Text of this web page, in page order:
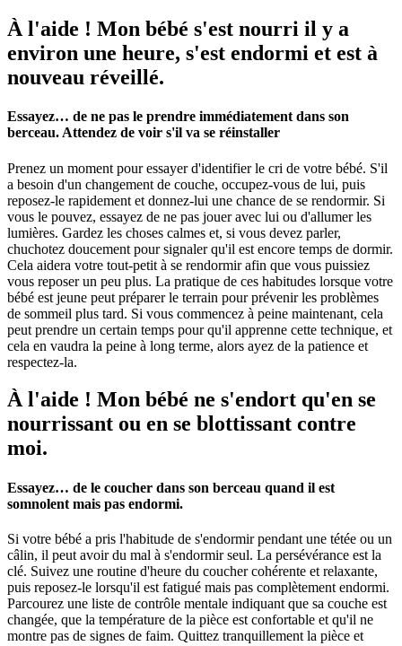
À l'aide ! Mon bébé s'est nourri il y a
environ une heure, s'est endormi et est à
nouveau réveillé.
Essayez… de ne pas le prendre immédiatement dans son
berceau. Attendez de voir s'il va se réinstaller
Prenez un moment pour essayer d'identifier le cri de votre bébé. S'il
a besoin d'un changement de couche, occupez-vous de lui, puis
reposez-le rapidement et donnez-lui une chance de se rendormir. Si
vous le pouvez, essayez de ne pas jouer avec lui ou d'allumer les
lumières. Gardez les choses calmes et, si vous devez parler,
chuchotez doucement pour signaler qu'il est encore temps de dormir.
Cela aidera votre tout-petit à se rendormir afin que vous puissiez
vous reposer un peu plus. La pratique de ces habitudes lorsque votre
bébé est jeune peut préparer le terrain pour prévenir les problèmes
de sommeil plus tard. Si vous commencez à peine maintenant, cela
peut prendre un certain temps pour qu'il apprenne cette technique, et
cela en vaudra la peine à long terme, alors ayez de la patience et
respectez-la.
À l'aide ! Mon bébé ne s'endort qu'en se
nourrissant ou en se blottissant contre
moi.
Essayez… de le coucher dans son berceau quand il est
somnolent mais pas endormi.
Si votre bébé a pris l'habitude de s'endormir pendant une tétée ou un
câlin, il peut avoir du mal à s'endormir seul. La persévérance est la
clé. Suivez une routine d'heure du coucher cohérente et relaxante,
puis reposez-le lorsqu'il est fatigué mais pas complètement endormi.
Parcourez une liste de contrôle mentale indiquant que sa couche est
changée, que la température de la pièce est confortable et qu'il ne
montre pas de signes de faim. Quittez tranquillement la pièce et